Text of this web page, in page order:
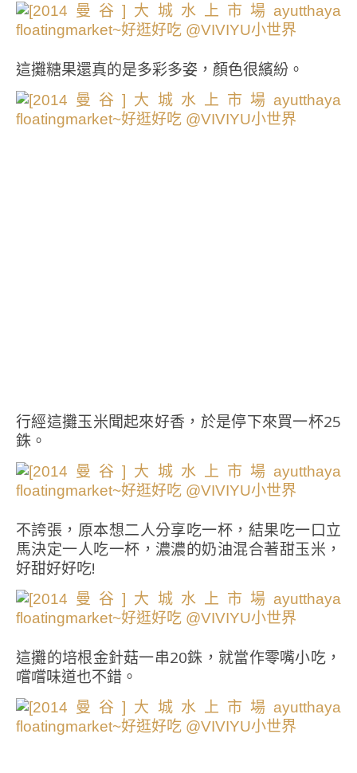
這攤糖果還真的是多彩多姿，顏色很繽紛。
行經這攤玉米聞起來好香，於是停下來買一杯25
銖。
不誇張，原本想二人分享吃一杯，結果吃一口立
馬決定一人吃一杯，濃濃的奶油混合著甜玉米，
好甜好好吃!
這攤的培根金針菇一串20銖，就當作零嘴小吃，
嚐嚐味道也不錯。